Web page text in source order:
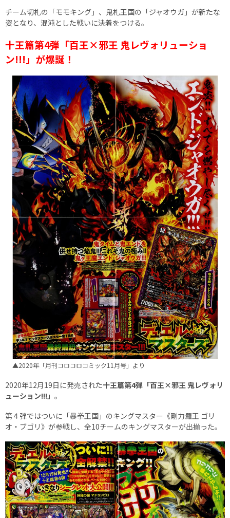
チーム切札の「モモキング」、鬼札王国の「ジャオウガ」が新たな
姿となり、混沌とした戦いに決着をつける。
十王篇第4弾「百王×邪王 鬼レヴォリューショ
ン!!!」が爆誕！
▲2020年「月刊コロコロコミック11月号」より
2020年12月19日に発売された十王篇第4弾「百王×邪王 鬼レヴォリ
ューション!!!」 。
第４弾ではついに「暴拳王国」のキングマスター《剛力羅王 ゴリ
オ・ブゴリ》が参戦し、全10チームのキングマスターが出揃った。